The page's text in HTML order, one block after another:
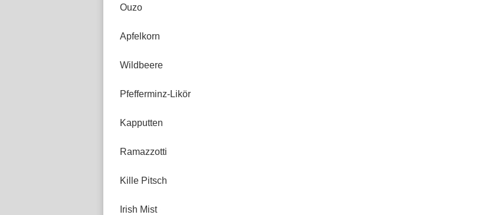
Ouzo
Apfelkorn
Wildbeere
Pfefferminz-Likör
Kapputten
Ramazzotti
Kille Pitsch
Irish Mist